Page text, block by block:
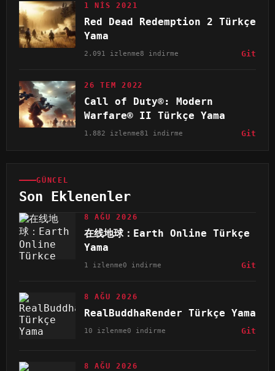
1 NIS 2021
Red Dead Redemption 2 Türkçe
Yama
2.091 izlenme8 indirme Git
26 TEM 2022
Call of Duty®: Modern
Warfare® II Türkçe Yama
1.882 izlenme81 indirme Git
GÜNCEL
Son Eklenenler
8 AĞU 2026
在线地球：Earth Online Türkçe
Yama
1 izlenme0 indirme Git
8 AĞU 2026
RealBuddhaRender Türkçe Yama
10 izlenme0 indirme Git
8 AĞU 2026